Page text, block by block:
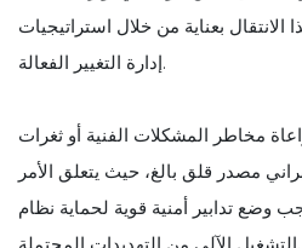
بعناية من خلال استراتيجيات
إدارة التغيير الفعالة.
مخاطر المشكلات الفنية أو ثغرات
مصدر قلق بالغ، حيث يتعلق الأمر
وضع تدابير أمنية قوية لحماية نظام